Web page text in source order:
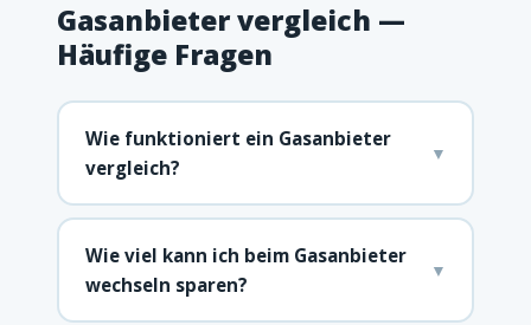
Gasanbieter vergleich —
Häufige Fragen
Wie funktioniert ein Gasanbieter
vergleich?
▼
Wie viel kann ich beim Gasanbieter
wechseln sparen?
▼